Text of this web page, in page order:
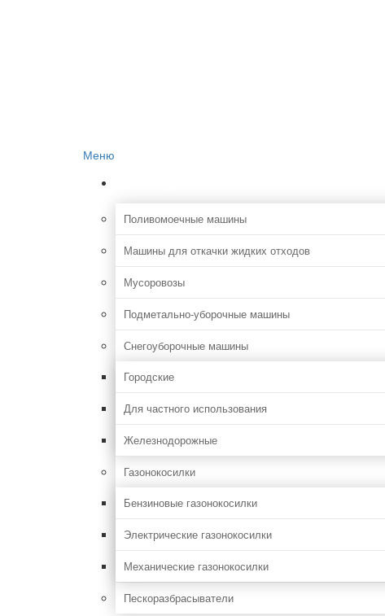
Меню
Поливомоечные машины
Машины для откачки жидких отходов
Мусоровозы
Подметально-уборочные машины
Снегоуборочные машины
Городские
Для частного использования
Железнодорожные
Газонокосилки
Бензиновые газонокосилки
Электрические газонокосилки
Механические газонокосилки
Пескоразбрасыватели